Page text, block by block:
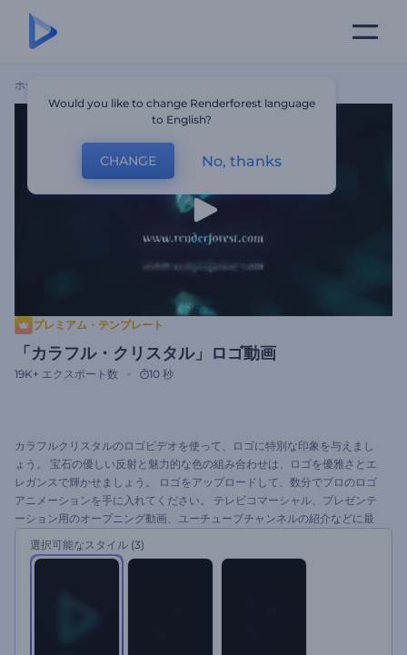
ホーム
プレミアム・テンプレート
「カラフル・クリスタル」ロゴ動画
19K+ エクスポート数 10 秒
カラフルクリスタルのロゴビデオを使って、ロゴに特別な印象を与えまし
ょう。 宝石の優しい反射と魅力的な色の組み合わせは、ロゴを優雅さとエ
レガンスで輝かせましょう。 ロゴをアップロードして、数分でプロのロゴ
アニメーションを手に入れてください。 テレビコマーシャル、プレゼンテ
ーション用のオープニング動画、ユーチューブチャンネルの紹介などに最
適です。 このテンプレートを無料で、すぐに試してみましょう。
選択可能なスタイル (3)
Would you like to change Renderforest language
to English?
CHANGE No, thanks